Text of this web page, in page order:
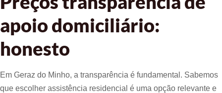
apoio domiciliário:
honesto
Em Geraz do Minho, a transparência é fundamental. Sabemos
que escolher assistência residencial é uma opção relevante e